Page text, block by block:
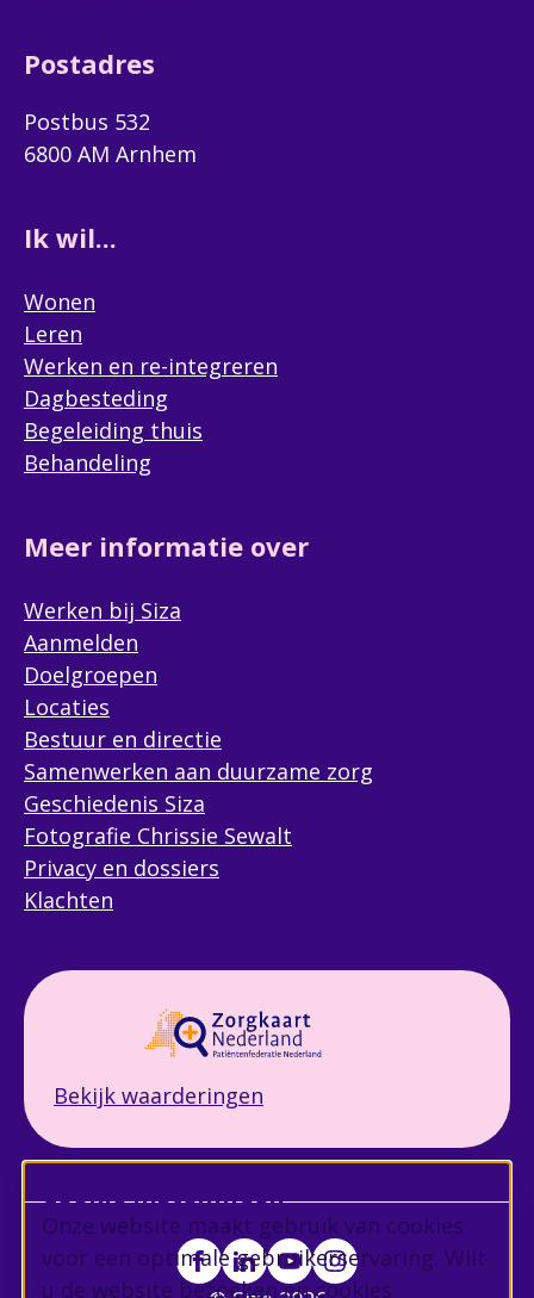
Cookie instellingen
Onze website maakt gebruik van cookies
voor een optimale gebruikerservaring. Wilt
u de website bezoeken en cookies
Postadres
Postbus 532
6800 AM Arnhem
Ik wil...
Wonen
Leren
Werken en re-integreren
Dagbesteding
Begeleiding thuis
Behandeling
Meer informatie over
Werken bij Siza
Aanmelden
Doelgroepen
Locaties
Bestuur en directie
Samenwerken aan duurzame zorg
Geschiedenis Siza
Fotografie Chrissie Sewalt
Privacy en dossiers
Klachten
Bekijk waarderingen